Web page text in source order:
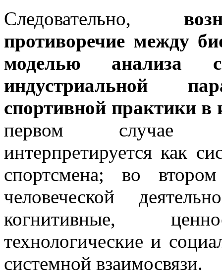
Следовательно,
противоречие между
моделью анализа
индустриальной
спортивной практики
первом случае
интерпретируется как
спортсмена; во
человеческой
когнитивные,
технологические и
системной взаимосвязи.